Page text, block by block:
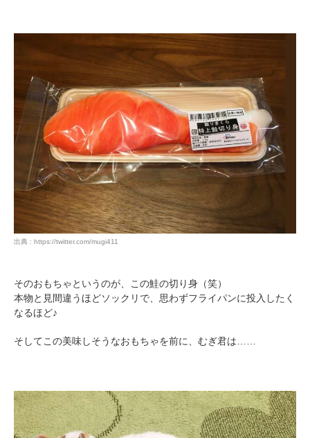
出典 : https://twitter.com/mugi411
そのおもちゃというのが、この鮭の切り身（笑）
本物と見間違うほどソックリで、思わずフライパンに投入したく
なるほど♪
そしてこの美味しそうなおもちゃを前に、むぎ君は……